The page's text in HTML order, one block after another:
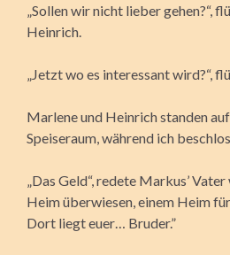
„Sollen wir nicht lieber gehen?“,
Heinrich.
„Jetzt wo es interessant wird?“,
Marlene und Heinrich standen
Speiseraum, während ich
„Das Geld“, redete Markus’
Heim überwiesen, einem Heim
Dort liegt euer… Bruder.”